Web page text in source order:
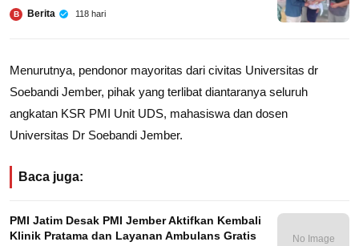
B Berita 118 hari
Menurutnya, pendonor mayoritas dari civitas Universitas dr
Soebandi Jember, pihak yang terlibat diantaranya seluruh
angkatan KSR PMI Unit UDS, mahasiswa dan dosen
Universitas Dr Soebandi Jember.
Baca juga:
PMI Jatim Desak PMI Jember Aktifkan Kembali
Klinik Pratama dan Layanan Ambulans Gratis
No Image